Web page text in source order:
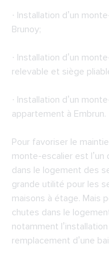
· Installation d’un
Brunoy;
· Installation d’un
relevable et siège
· Installation d’un
appartement à Embrun.
Pour favoriser le
monte-escalier est
dans le logement des
grande utilité pour les
maisons à étage. Mais
chutes dans le
notamment
remplacement d’une